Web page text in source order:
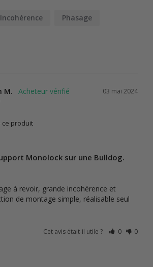
Incohérence Phasage
03 mai 2024
M.
ce produit
Monolock sur une Bulldog.
à revoir, grande incohérence et
de montage simple, réalisable seul
Cet avis était-il utile ? 0 0